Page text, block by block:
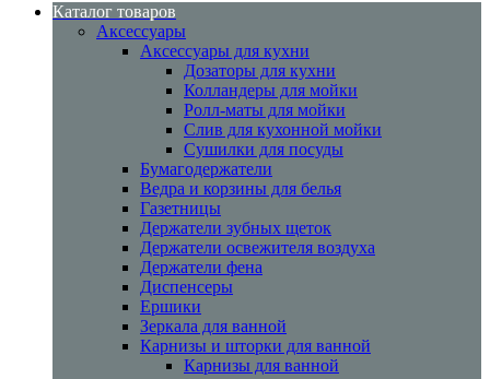
Каталог товаров
Аксессуары
Аксессуары для кухни
Дозаторы для кухни
Колландеры для мойки
Ролл-маты для мойки
Слив для кухонной мойки
Сушилки для посуды
Бумагодержатели
Ведра и корзины для белья
Газетницы
Держатели зубных щеток
Держатели освежителя воздуха
Держатели фена
Диспенсеры
Ершики
Зеркала для ванной
Карнизы и шторки для ванной
Карнизы для ванной